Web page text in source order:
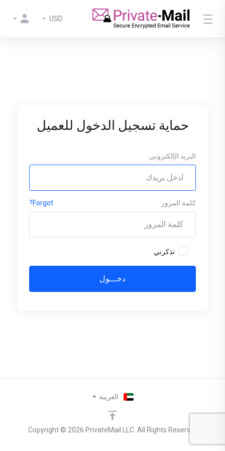
USD
حماية تسجيل الدخول للعميل
البريد الإلكتروني
كلمة المرور Forgot?
تذكرني
Copyright © 2026 PrivateMail LLC. All Rights Reserved.
العربية